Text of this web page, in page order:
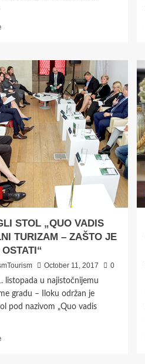
Read
WINEDOSE
–
VINSKI
PAKET
NAMIJENJEN
SVIM
VINOLJUPCIMA
I
ONIMA
KOJI
ĆE
TO
TEK
POSTATI
STOL „QUO VADIS
TURIZAM – ZAŠTO JE
October 11, 2017
0
listopada u najistočnijemu
gradu – Iloku održan je
pod nazivom „Quo vadis
Read